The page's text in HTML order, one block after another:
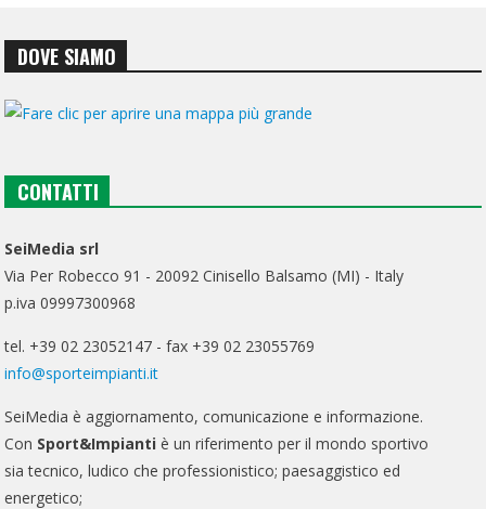
DOVE SIAMO
CONTATTI
SeiMedia srl
Via Per Robecco 91 - 20092 Cinisello Balsamo (MI) - Italy
p.iva 09997300968
tel. +39 02 23052147 - fax +39 02 23055769
info@sporteimpianti.it
SeiMedia è aggiornamento, comunicazione e informazione.
Con Sport&Impianti è un riferimento per il mondo sportivo
sia tecnico, ludico che professionistico; paesaggistico ed
energetico;